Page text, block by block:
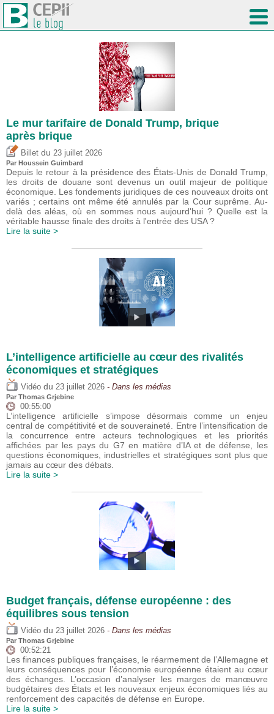
Le mur tarifaire de Donald Trump, brique
après brique
Billet du 23 juillet 2026
Par Houssein Guimbard
Depuis le retour à la présidence des États-Unis de Donald Trump,
les droits de douane sont devenus un outil majeur de politique
économique. Les fondements juridiques de ces nouveaux droits ont
variés ; certains ont même été annulés par la Cour suprême. Au-
delà des aléas, où en sommes nous aujourd'hui ? Quelle est la
véritable hausse finale des droits à l'entrée des USA ?
Lire la suite >
L’intelligence artificielle au cœur des rivalités
économiques et stratégiques
Vidéo du 23 juillet 2026 - Dans les médias
Par Thomas Grjebine
00:55:00
L’intelligence artificielle s’impose désormais comme un enjeu
central de compétitivité et de souveraineté. Entre l’intensification de
la concurrence entre acteurs technologiques et les priorités
affichées par les pays du G7 en matière d’IA et de défense, les
questions économiques, industrielles et stratégiques sont plus que
jamais au cœur des débats.
Lire la suite >
Budget français, défense européenne : des
équilibres sous tension
Vidéo du 23 juillet 2026 - Dans les médias
Par Thomas Grjebine
00:52:21
Les finances publiques françaises, le réarmement de l’Allemagne et
leurs conséquences pour l’économie européenne étaient au cœur
des échanges. L’occasion d’analyser les marges de manœuvre
budgétaires des États et les nouveaux enjeux économiques liés au
renforcement des capacités de défense en Europe.
Lire la suite >